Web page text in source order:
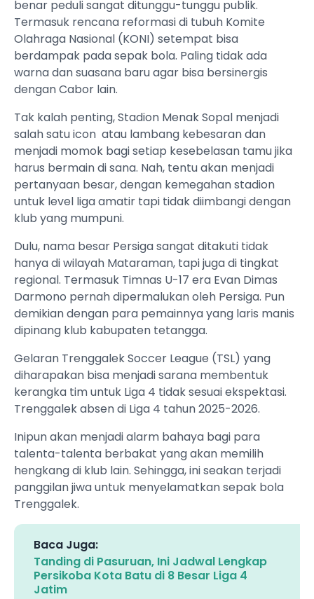
benar peduli sangat ditunggu-tunggu publik.
Termasuk rencana reformasi di tubuh Komite
Olahraga Nasional (KONI) setempat bisa
berdampak pada sepak bola. Paling tidak ada
warna dan suasana baru agar bisa bersinergis
dengan Cabor lain.
Tak kalah penting, Stadion Menak Sopal menjadi
salah satu icon atau lambang kebesaran dan
menjadi momok bagi setiap kesebelasan tamu jika
harus bermain di sana. Nah, tentu akan menjadi
pertanyaan besar, dengan kemegahan stadion
untuk level liga amatir tapi tidak diimbangi dengan
klub yang mumpuni.
Dulu, nama besar Persiga sangat ditakuti tidak
hanya di wilayah Mataraman, tapi juga di tingkat
regional. Termasuk Timnas U-17 era Evan Dimas
Darmono pernah dipermalukan oleh Persiga. Pun
demikian dengan para pemainnya yang laris manis
dipinang klub kabupaten tetangga.
Gelaran Trenggalek Soccer League (TSL) yang
diharapakan bisa menjadi sarana membentuk
kerangka tim untuk Liga 4 tidak sesuai ekspektasi.
Trenggalek absen di Liga 4 tahun 2025-2026.
Inipun akan menjadi alarm bahaya bagi para
talenta-talenta berbakat yang akan memilih
hengkang di klub lain. Sehingga, ini seakan terjadi
panggilan jiwa untuk menyelamatkan sepak bola
Trenggalek.
Baca Juga:
Tanding di Pasuruan, Ini Jadwal Lengkap
Persikoba Kota Batu di 8 Besar Liga 4
Jatim